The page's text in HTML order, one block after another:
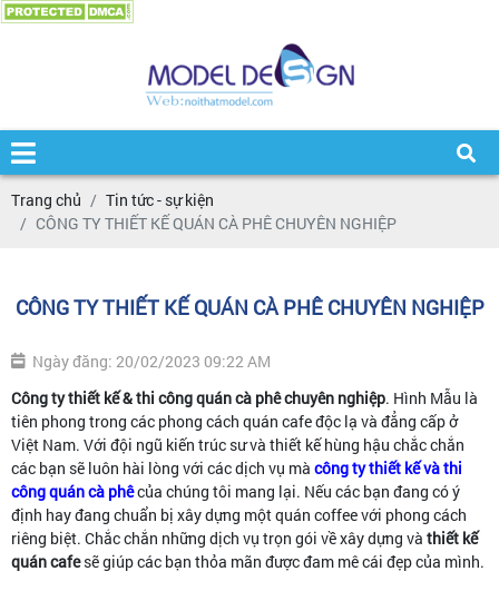
Trang chủ
Tin tức - sự kiện
CÔNG TY THIẾT KẾ QUÁN CÀ PHÊ CHUYÊN NGHIỆP
CÔNG TY THIẾT KẾ QUÁN CÀ PHÊ CHUYÊN NGHIỆP
Ngày đăng: 20/02/2023 09:22 AM
Công ty thiết kế & thi công quán cà phê chuyên nghiệp. Hình Mẫu là
tiên phong trong các phong cách quán cafe độc lạ và đẳng cấp ở
Việt Nam. Với đội ngũ kiến trúc sư và thiết kế hùng hậu chắc chắn
các bạn sẽ luôn hài lòng với các dịch vụ mà công ty thiết kế và thi
công quán cà phêcủa chúng tôi mang lại. Nếu các bạn đang có ý
định hay đang chuẩn bị xây dựng một quán coffee với phong cách
riêng biệt. Chắc chắn những dịch vụ trọn gói về xây dựng và thiết kế
quán cafesẽ giúp các bạn thỏa mãn được đam mê cái đẹp của mình.